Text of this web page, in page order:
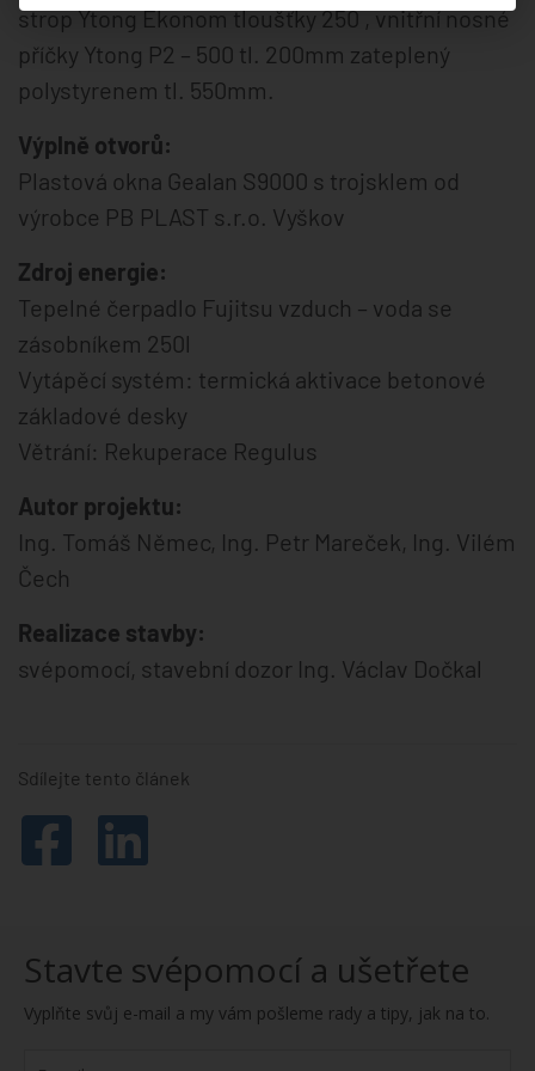
strop Ytong Ekonom tloušťky 250 , vnitřní nosné
příčky Ytong P2 – 500 tl. 200mm zateplený
polystyrenem tl. 550mm.
Výplně otvorů:
Plastová okna Gealan S9000 s trojsklem od
výrobce PB PLAST s.r.o. Vyškov
Zdroj energie:
Tepelné čerpadlo Fujitsu vzduch – voda se
zásobníkem 250l
Vytápěcí systém: termická aktivace betonové
základové desky
Větrání: Rekuperace Regulus
Autor projektu:
Ing. Tomáš Němec, Ing. Petr Mareček, Ing. Vilém
Čech
Realizace stavby:
svépomocí, stavební dozor Ing. Václav Dočkal
Sdílejte tento článek
Stavte svépomocí a ušetřete
Vyplňte svůj e-mail a my vám pošleme rady a tipy, jak na to.